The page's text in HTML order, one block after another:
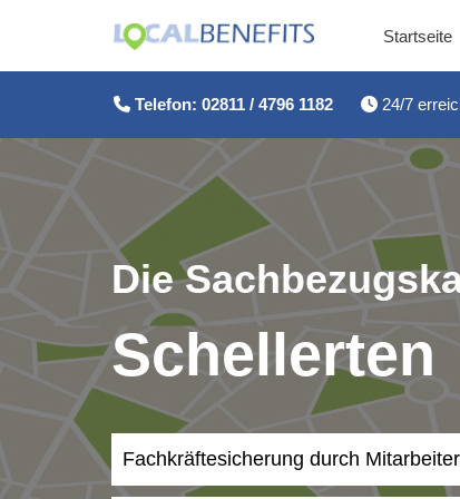
Startseite
Telefon: 02811 / 4796 1182 24/7
Die
Schellerten
Fachkräftesicherung durch